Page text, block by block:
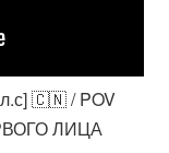
🇨🇳 / POV
ЛИЦА